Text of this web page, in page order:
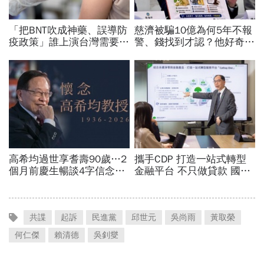
共諜 起訴 民進黨 邱世元 吳尚雨
黃取榮
何仁傑
賴清德 吳釗燮